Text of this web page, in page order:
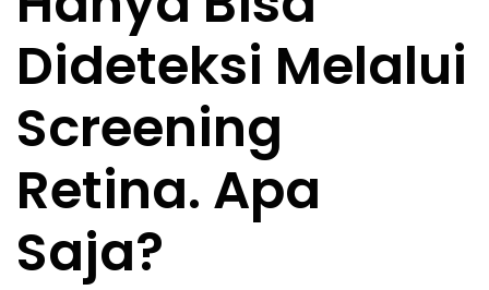
Dideteksi Melalui
Screening
Retina. Apa
Saja?